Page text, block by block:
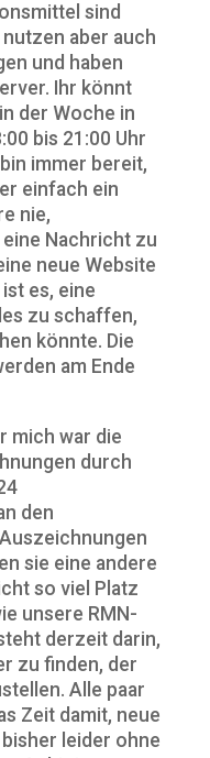
sind
aber auch
und haben
Ihr könnt
der Woche in
bis 21:00 Uhr
immer bereit,
einfach ein
nie,
Nachricht zu
neue Website
es, eine
zu schaffen,
könnte. Die
am Ende
mich war die
durch
den
sie eine andere
so viel Platz
unsere RMN-
derzeit darin,
zu finden, der
Alle paar
Zeit damit, neue
leider ohne